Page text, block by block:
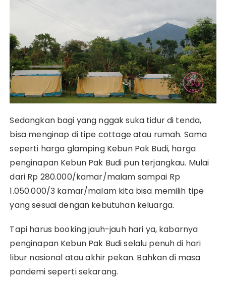
Sedangkan bagi yang nggak suka tidur di tenda,
bisa menginap di tipe cottage atau rumah. Sama
seperti harga glamping Kebun Pak Budi, harga
penginapan Kebun Pak Budi pun terjangkau. Mulai
dari Rp 280.000/kamar/malam sampai Rp
1.050.000/3 kamar/malam kita bisa memilih tipe
yang sesuai dengan kebutuhan keluarga.
Tapi harus booking jauh-jauh hari ya, kabarnya
penginapan Kebun Pak Budi selalu penuh di hari
libur nasional atau akhir pekan. Bahkan di masa
pandemi seperti sekarang.